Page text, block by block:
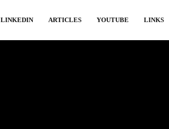
LINKEDIN ARTICLES YOUTUBE LINKS